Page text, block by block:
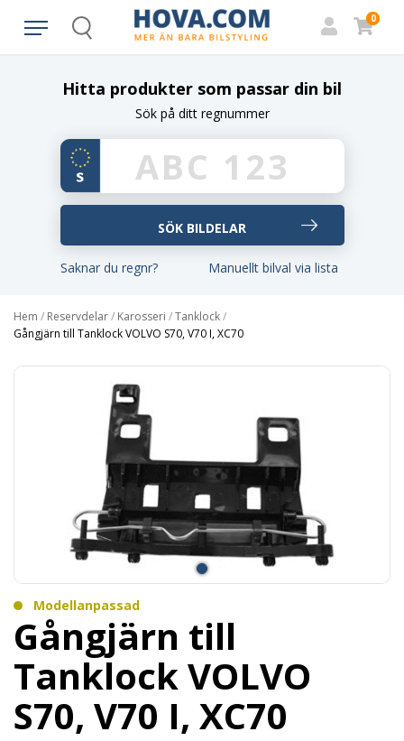
Search
0
Hitta produkter som passar din bil
Sök på ditt regnummer
Saknar du regnr? Manuellt bilval via lista
Hem / Reservdelar/ Karosseri /Tanklock/
Gångjärn till Tanklock VOLVO S70, V70 I, XC70
Modellanpassad
Gångjärn till
Tanklock VOLVO
S70, V70 I, XC70